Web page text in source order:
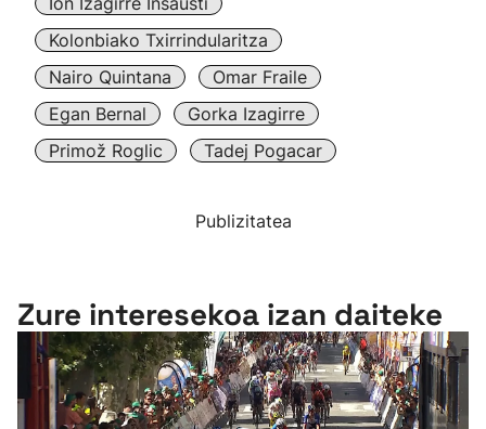
Kolonbiako Txirrindularitza
Nairo Quintana
Omar Fraile
Egan Bernal
Gorka Izagirre
Primož Roglic
Tadej Pogacar
Publizitatea
Zure interesekoa izan daiteke